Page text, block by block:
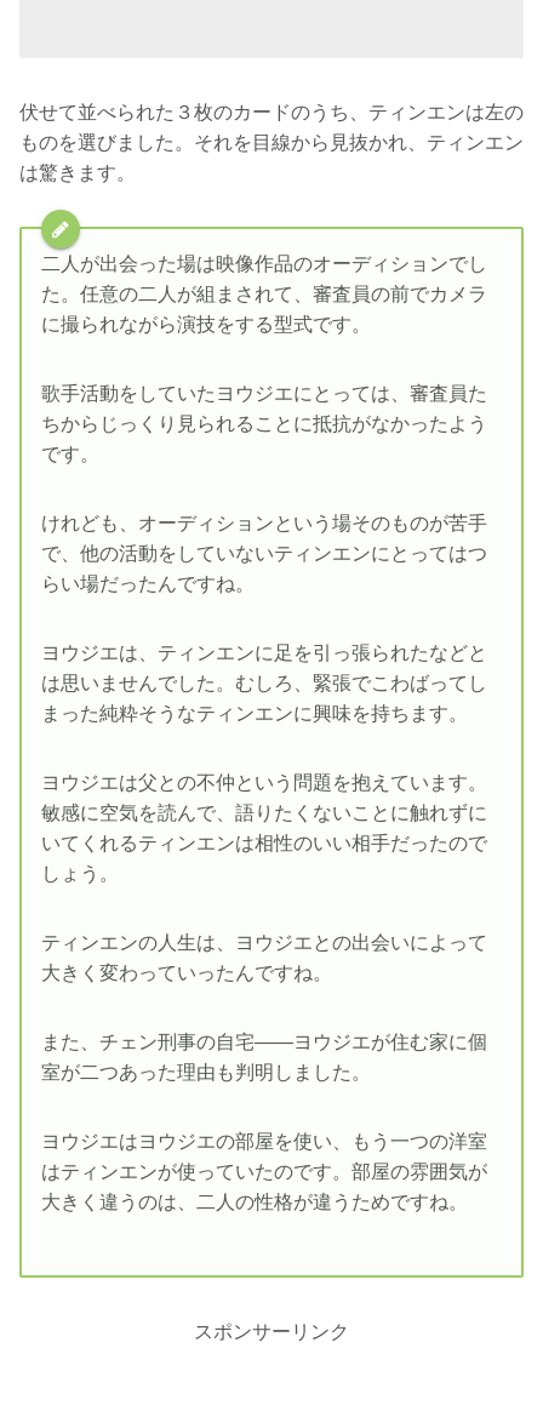
伏せて並べられた３枚のカードのうち、ティンエンは左の
ものを選びました。それを目線から見抜かれ、ティンエン
は驚きます。
二人が出会った場は映像作品のオーディションでし
た。任意の二人が組まされて、審査員の前でカメラ
に撮られながら演技をする型式です。
歌手活動をしていたヨウジエにとっては、審査員た
ちからじっくり見られることに抵抗がなかったよう
です。
けれども、オーディションという場そのものが苦手
で、他の活動をしていないティンエンにとってはつ
らい場だったんですね。
ヨウジエは、ティンエンに足を引っ張られたなどと
は思いませんでした。むしろ、緊張でこわばってし
まった純粋そうなティンエンに興味を持ちます。
ヨウジエは父との不仲という問題を抱えています。
敏感に空気を読んで、語りたくないことに触れずに
いてくれるティンエンは相性のいい相手だったので
しょう。
ティンエンの人生は、ヨウジエとの出会いによって
大きく変わっていったんですね。
また、チェン刑事の自宅――ヨウジエが住む家に個
室が二つあった理由も判明しました。
ヨウジエはヨウジエの部屋を使い、もう一つの洋室
はティンエンが使っていたのです。部屋の雰囲気が
大きく違うのは、二人の性格が違うためですね。
スポンサーリンク